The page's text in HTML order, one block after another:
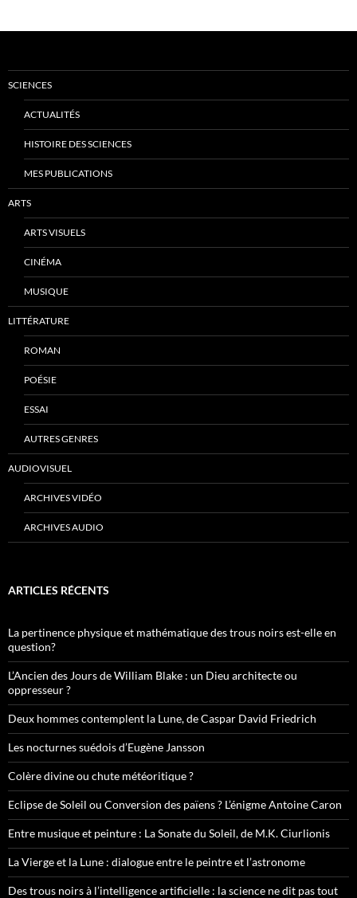
SCIENCES
ACTUALITÉS
HISTOIRE DES SCIENCES
MES PUBLICATIONS
ARTS
ARTS VISUELS
CINÉMA
MUSIQUE
LITTÉRATURE
ROMAN
POÉSIE
ESSAI
AUTRES GENRES
AUDIOVISUEL
ARCHIVES VIDÉO
ARCHIVES AUDIO
ARTICLES RÉCENTS
La pertinence physique et mathématique des trous noirs est-elle en
question?
L’Ancien des Jours de William Blake : un Dieu architecte ou
oppresseur ?
Deux hommes contemplent la Lune, de Caspar David Friedrich
Les nocturnes suédois d’Eugène Jansson
Colère divine ou chute météoritique ?
Eclipse de Soleil ou Conversion des païens ? L’énigme Antoine Caron
Entre musique et peinture : La Sonate du Soleil, de M.K. Ciurlionis
La Vierge et la Lune : dialogue entre le peintre et l’astronome
Des trous noirs à l’intelligence artificielle : la science ne dit pas tout